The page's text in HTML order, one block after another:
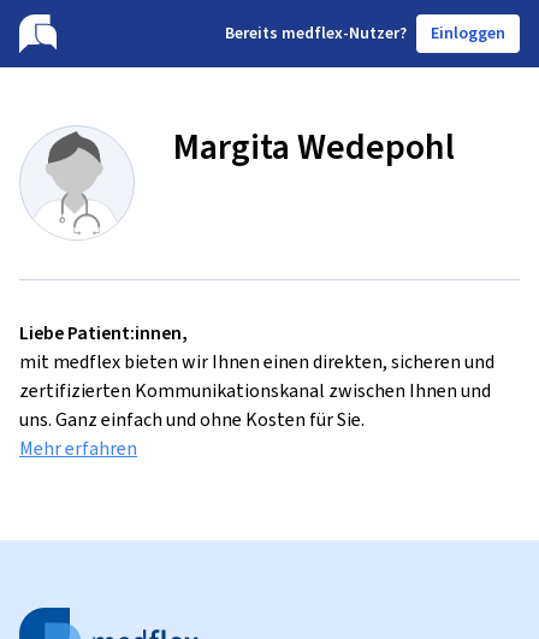
Bereits medflex-Nutzer? Einloggen
Margita Wedepohl
Liebe Patient:innen,
mit medflex bieten wir Ihnen einen direkten, sicheren und
zertifizierten Kommunikationskanal zwischen Ihnen und
uns. Ganz einfach und ohne Kosten für Sie.
Mehr erfahren